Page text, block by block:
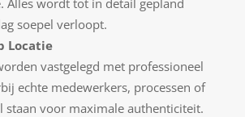
Alles wordt tot in detail gepland
soepel verloopt.
Locatie
vastgelegd met professioneel
echte medewerkers, processen of
staan voor maximale authenticiteit.